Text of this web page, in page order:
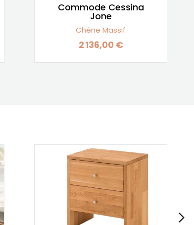
Commode Cessina
Jone
Chêne Massif
Prix
2 136,00 €